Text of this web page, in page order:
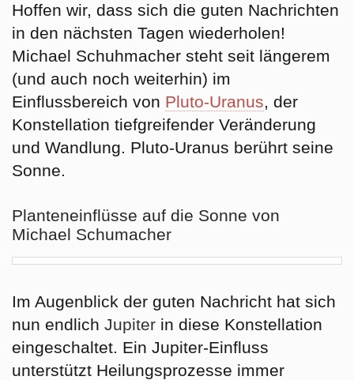
Hoffen wir, dass sich die guten Nachrichten
in den nächsten Tagen wiederholen!
Michael Schuhmacher steht seit längerem
(und auch noch weiterhin) im
Einflussbereich von Pluto-Uranus, der
Konstellation tiefgreifender Veränderung
und Wandlung. Pluto-Uranus berührt seine
Sonne.
Planteneinflüsse auf die Sonne von
Michael Schumacher
Im Augenblick der guten Nachricht hat sich
nun endlich Jupiter in diese Konstellation
eingeschaltet. Ein Jupiter-Einfluss
unterstützt Heilungsprozesse immer